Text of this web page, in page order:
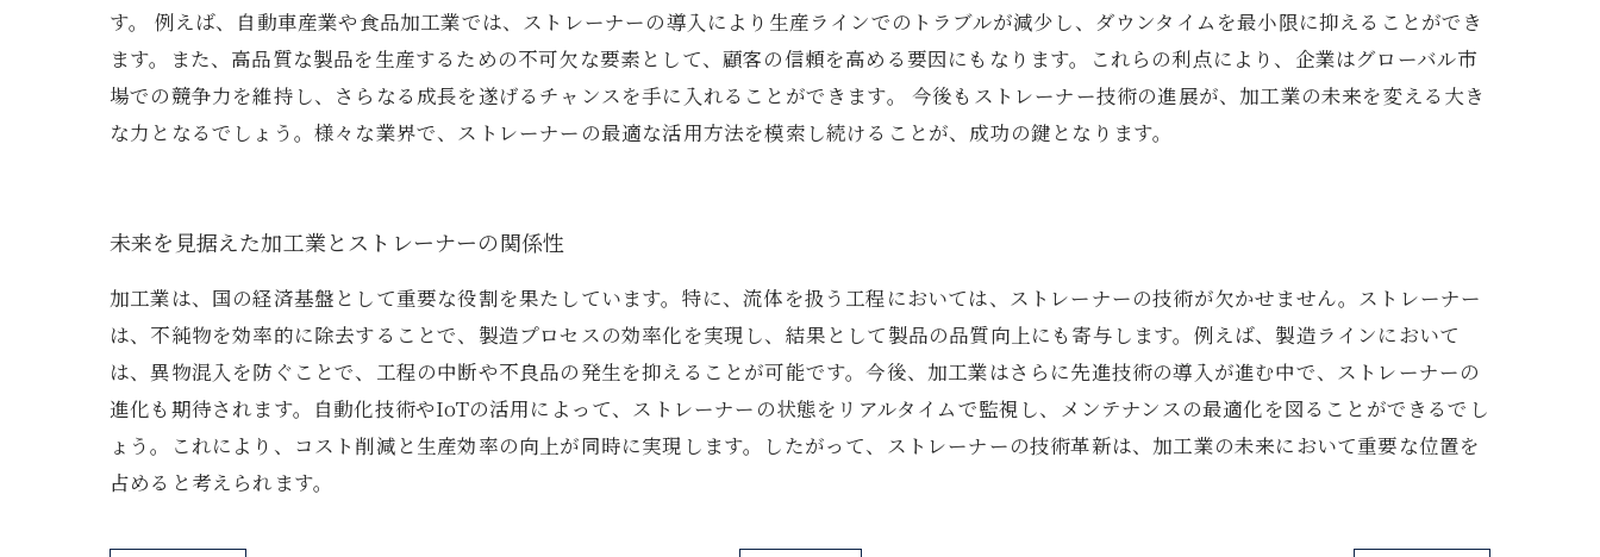
す。 例えば、自動車産業や食品加工業では、ストレーナーの導入により生産ラインでのトラブルが減少し、ダウンタイムを最小限に抑えることができ
ます。また、高品質な製品を生産するための不可欠な要素として、顧客の信頼を高める要因にもなります。これらの利点により、企業はグローバル市
場での競争力を維持し、さらなる成長を遂げるチャンスを手に入れることができます。 今後もストレーナー技術の進展が、加工業の未来を変える大き
な力となるでしょう。様々な業界で、ストレーナーの最適な活用方法を模索し続けることが、成功の鍵となります。
未来を見据えた加工業とストレーナーの関係性
加工業は、国の経済基盤として重要な役割を果たしています。特に、流体を扱う工程においては、ストレーナーの技術が欠かせません。ストレーナー
は、不純物を効率的に除去することで、製造プロセスの効率化を実現し、結果として製品の品質向上にも寄与します。例えば、製造ラインにおいて
は、異物混入を防ぐことで、工程の中断や不良品の発生を抑えることが可能です。今後、加工業はさらに先進技術の導入が進む中で、ストレーナーの
進化も期待されます。自動化技術やIoTの活用によって、ストレーナーの状態をリアルタイムで監視し、メンテナンスの最適化を図ることができるでし
ょう。これにより、コスト削減と生産効率の向上が同時に実現します。したがって、ストレーナーの技術革新は、加工業の未来において重要な位置を
占めると考えられます。